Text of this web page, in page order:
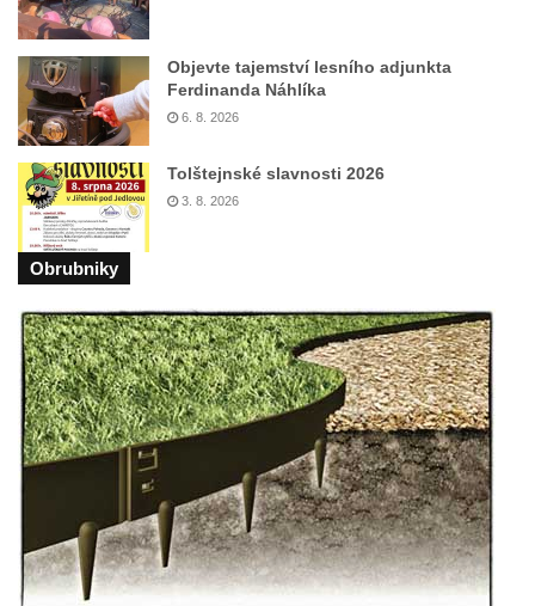
Objevte tajemství lesního adjunkta
Ferdinanda Náhlíka
6. 8. 2026
Tolštejnské slavnosti 2026
3. 8. 2026
Obrubniky